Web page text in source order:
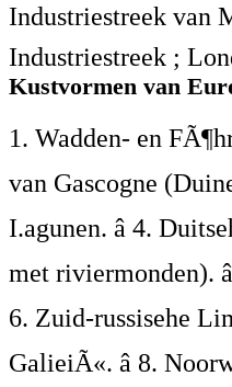
Industriestreek van
Industriestreek ;
Kustvormen van
1. Wadden- en
van Gascogne
I.agunen. â 4.
met riviermonden). â
6. Zuid-russisehe
GalieiÃ«. â 8.